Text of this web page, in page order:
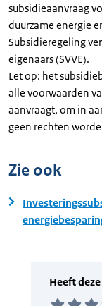
subsidieaanvraag
duurzame energie
Subsidieregeling
eigenaars (SVVE).
Let op: het
alle voorwaarden
aanvraagt, om in
geen rechten
Zie ook